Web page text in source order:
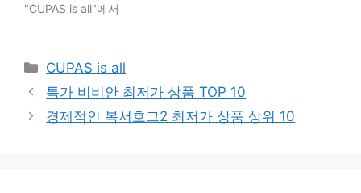
"CUPAS is all"에서
Categories
CUPAS is all
특가 비비안 최저가 상품 TOP 10
경제적인 복서호그2 최저가 상품 상위 10